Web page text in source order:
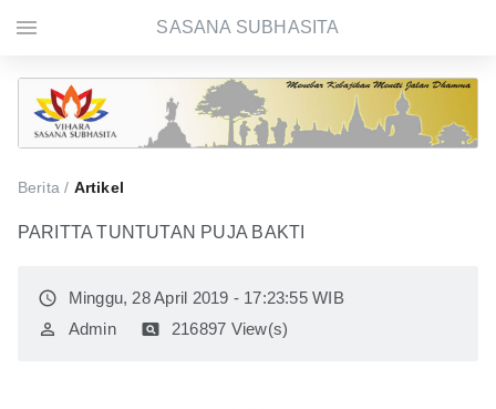
Berita / Artikel
PARITTA TUNTUTAN PUJA BAKTI
access_time Minggu, 28 April 2019 - 17:23:55 WIB
perm_identity Admin pageview 216897 View(s)
menu SASANA SUBHASITA